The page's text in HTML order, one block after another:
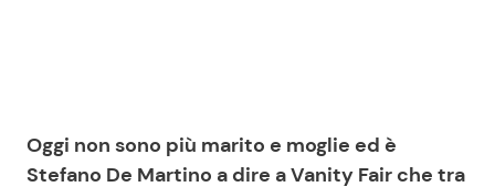
Info
Chi siamo
Oggi non sono più marito e moglie ed è
Stefano De Martino a dire a Vanity Fair che tra